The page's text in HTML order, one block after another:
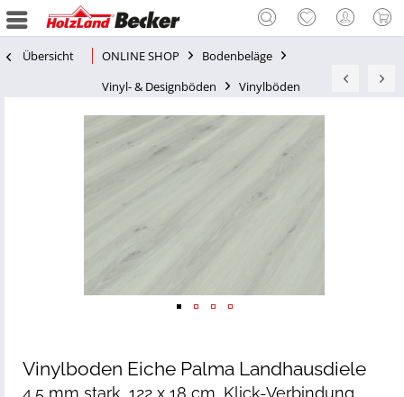
Übersicht ONLINE SHOP
Bodenbeläge
Vinyl- & Designböden
Vinylböden
Vinylboden Eiche Palma Landhausdiele
4,5 mm stark, 122 x 18 cm, Klick-Verbindung,